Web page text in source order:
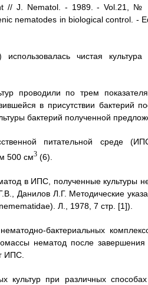
// J. Nematol. - 1989. - Vol.21, №
nematodes in biological control. -
чистая
проводили по трем
в присутствии бактерий
бактерий полученной
питательной среде
500 см3(6).
в ИПС, полученные культуры
Данилов Л.Г. Методические
Л., 1978, 7 стр. [1]).
бактериальных
нематод после
ИПС.
культур при различных